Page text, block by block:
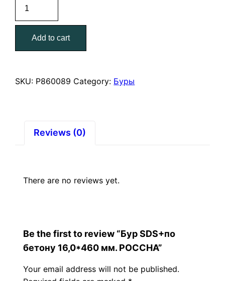
SDS+по
бетону
16,0*460
мм.
quantity
Add to cart
SKU: Р860089 Category: Буры
Reviews (0)
There are no reviews yet.
Be the first to review “Бур SDS+по
бетону 16,0*460 мм. РОССНА”
Your email address will not be published.